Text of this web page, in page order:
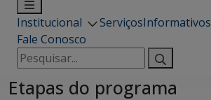
Institucional ServiçosInformativos
Fale Conosco
Pesquisar
por:
Etapas do programa